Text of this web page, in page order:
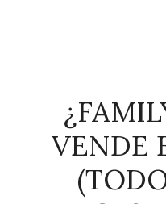
VENDE